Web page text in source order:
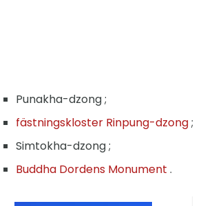
Punakha-dzong ;
fästningskloster Rinpung-dzong;
Simtokha-dzong ;
Buddha Dordens Monument .